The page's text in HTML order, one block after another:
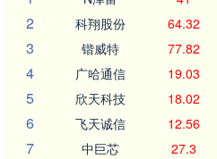
2 科翔股份 64.32
3 锴威特 77.82
4 广哈通信 19.03
5 欣天科技 18.02
6 飞天诚信 12.56
7 中巨芯 27.3